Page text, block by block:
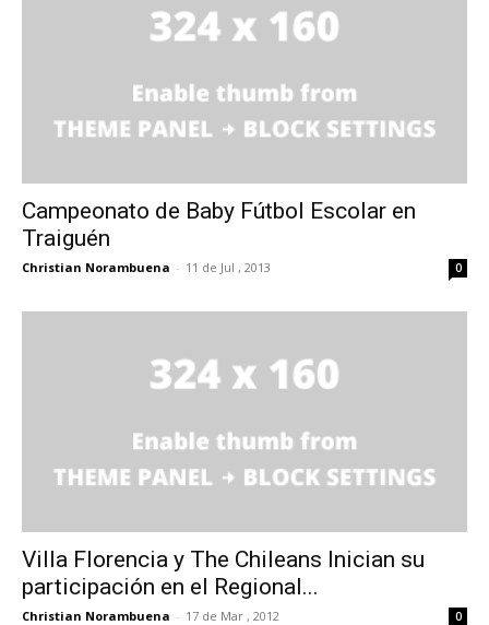
Campeonato de Baby Fútbol Escolar en
Traiguén
Christian Norambuena - 11 de Jul , 2013 0
Villa Florencia y The Chileans Inician su
participación en el Regional...
Christian Norambuena - 17 de Mar , 2012 0